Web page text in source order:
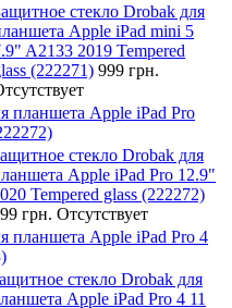
стекло Drobak для
Apple iPad mini 5
A2133 2019 Tempered
(222271) 999 грн.
планшета Apple iPad Pro
стекло Drobak для
Apple iPad Pro 12.9"
Tempered glass (222272)
грн. Отсутствует
планшета Apple iPad Pro 4
стекло Drobak для
Apple iPad Pro 4 11